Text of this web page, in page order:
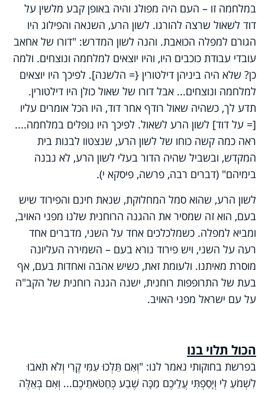
במלחמה זו – העם היה מפולג והיה באופן קבע מלשין על
דוד לשאול שרצה להורגו. לשון הרע, השנאה והפילוג היו
הגורם למפלה הכואבת. והנה לשון המדרש: "דורו של אחאב
עובדי עבודת כוכבים היו, והיו יוצאים למלחמה ונוצחים. ולמה
כן? שלא היה ביניהן דילטורין {= הלשנה]. לפיכך היו יוצאים
למלחמה ונוצחים... אבל דורו של שאול כולן היו דילטורין.
תדע לך, כשהיה שאול רודף אחר דוד, היו הכל אומרים עליו
[= על דוד] לשון הרע לשאול. לפיכך היו נופלים במלחמה....
ראה כמה קשה כוחו של לשון הרע, שנצטוו לבנות בית
המקדש, ובשביל שהיה הדור בעלי לשון הרע, לא נבנה
בימיהם" (דברים רבה, פרשה, פיסקא י).
לשון הרע, שהוא סמל המחלוקת, שנאת חינם והפירוד שיש
בעם, הוא זה שמסיר את ההגנה הרוחנית שלנו מפני האויב,
ומביא למפלה. כשמלכלכים אחד על השני, מדברים אחד
רעה על השני, ויש פירוד נורא בעם – השמירה העליונה
מוסרת מאיתנו. ולעומת זאת, כשיש אהבה ואחדות בעם, אף
בעת של התרופפות רוחנית, ישנה הגנה רוחנית של הקב"ה
על עם ישראל מפני האויב.
הכול תלוי בנו
בפרשת בחוקותי נאמר לנו: "וְאִם תֵּלְכוּ עִמִּי קֶרִי וְלֹא תֹאבוּ
לִשְׁמֹעַ לִי וְיָסַפְתִּי עֲלֵיכֶם מַכָּה שֶׁבַע כְּחַטֹּאתֵיכֶם... וְאִם בְּאֵלֶּה